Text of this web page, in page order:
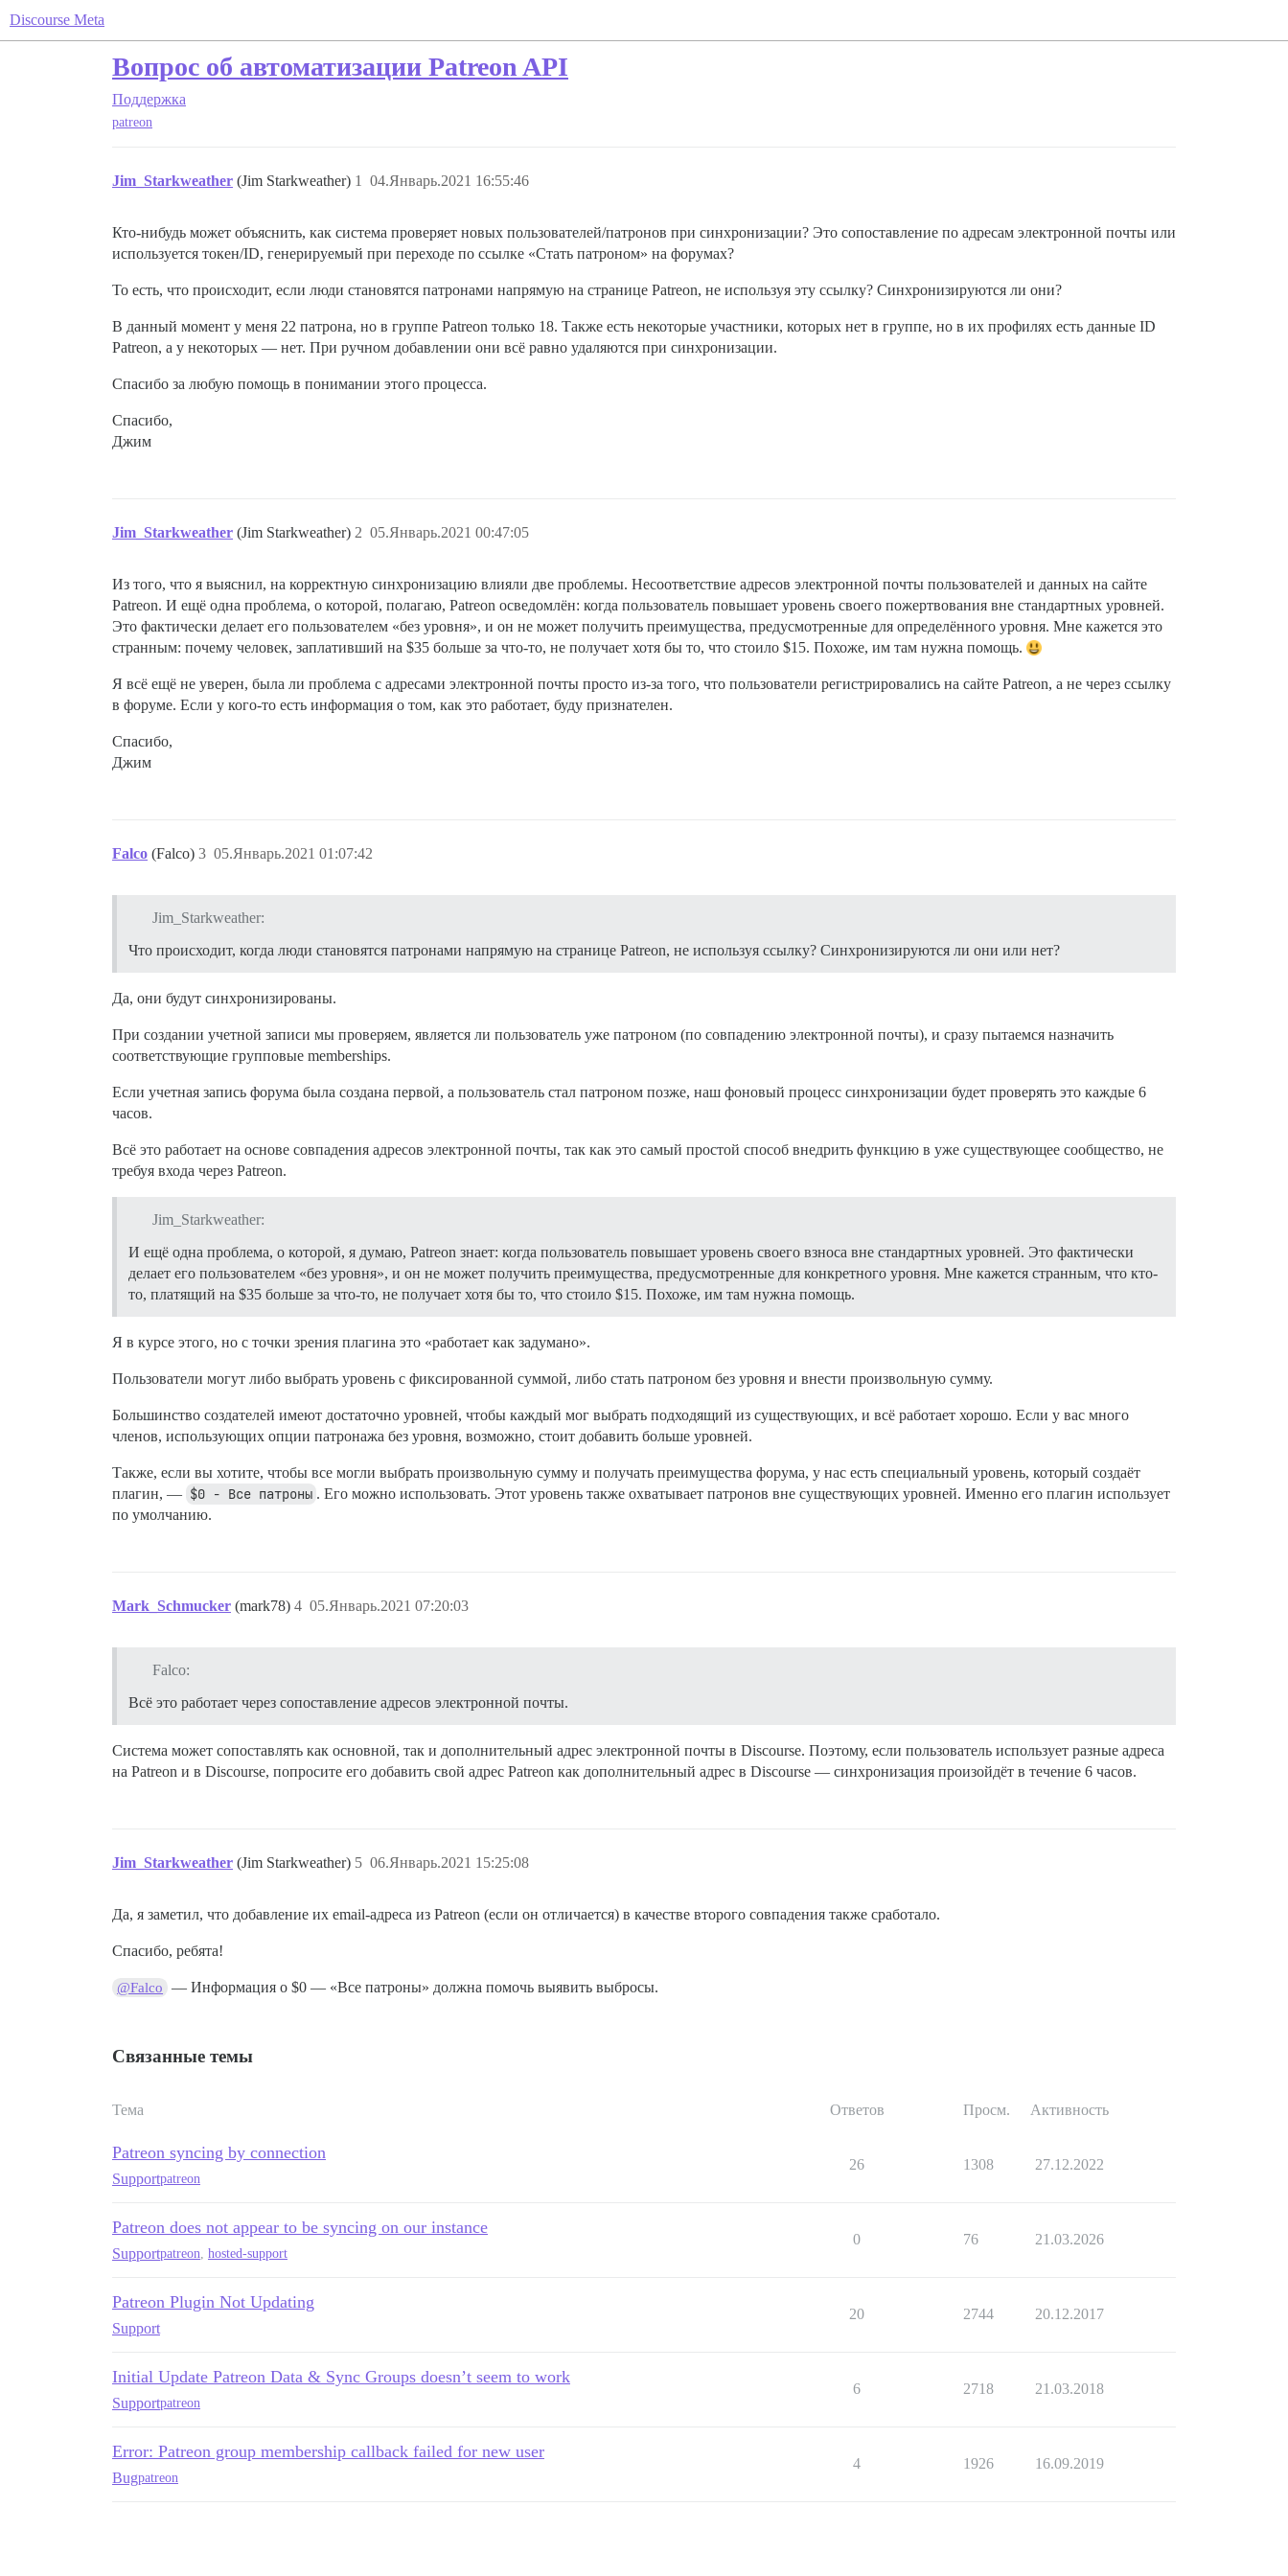
Discourse Meta
Вопрос об автоматизации Patreon API
Поддержка
patreon
Jim_Starkweather (Jim Starkweather) 04.Январь.2021 16:55:46
1
Кто-нибудь может объяснить, как система проверяет новых пользователей/патронов при синхронизации? Это сопоставление по адресам электронной почты или
используется токен/ID, генерируемый при переходе по ссылке «Стать патроном» на форумах?
То есть, что происходит, если люди становятся патронами напрямую на странице Patreon, не используя эту ссылку? Синхронизируются ли они?
В данный момент у меня 22 патрона, но в группе Patreon только 18. Также есть некоторые участники, которых нет в группе, но в их профилях есть данные ID
Patreon, а у некоторых — нет. При ручном добавлении они всё равно удаляются при синхронизации.
Спасибо за любую помощь в понимании этого процесса.
Спасибо,
Джим
Jim_Starkweather (Jim Starkweather) 05.Январь.2021 00:47:05
2
Из того, что я выяснил, на корректную синхронизацию влияли две проблемы. Несоответствие адресов электронной почты пользователей и данных на сайте
Patreon. И ещё одна проблема, о которой, полагаю, Patreon осведомлён: когда пользователь повышает уровень своего пожертвования вне стандартных уровней.
Это фактически делает его пользователем «без уровня», и он не может получить преимущества, предусмотренные для определённого уровня. Мне кажется это
странным: почему человек, заплативший на $35 больше за что-то, не получает хотя бы то, что стоило $15. Похоже, им там нужна помощь.
Я всё ещё не уверен, была ли проблема с адресами электронной почты просто из-за того, что пользователи регистрировались на сайте Patreon, а не через ссылку
в форуме. Если у кого-то есть информация о том, как это работает, буду признателен.
Спасибо,
Джим
Falco (Falco) 05.Январь.2021 01:07:42
3
Jim_Starkweather:
Что происходит, когда люди становятся патронами напрямую на странице Patreon, не используя ссылку? Синхронизируются ли они или нет?
Да, они будут синхронизированы.
При создании учетной записи мы проверяем, является ли пользователь уже патроном (по совпадению электронной почты), и сразу пытаемся назначить
соответствующие групповые memberships.
Если учетная запись форума была создана первой, а пользователь стал патроном позже, наш фоновый процесс синхронизации будет проверять это каждые 6
часов.
Всё это работает на основе совпадения адресов электронной почты, так как это самый простой способ внедрить функцию в уже существующее сообщество, не
требуя входа через Patreon.
Jim_Starkweather:
И ещё одна проблема, о которой, я думаю, Patreon знает: когда пользователь повышает уровень своего взноса вне стандартных уровней. Это фактически
делает его пользователем «без уровня», и он не может получить преимущества, предусмотренные для конкретного уровня. Мне кажется странным, что кто-
то, платящий на $35 больше за что-то, не получает хотя бы то, что стоило $15. Похоже, им там нужна помощь.
Я в курсе этого, но с точки зрения плагина это «работает как задумано».
Пользователи могут либо выбрать уровень с фиксированной суммой, либо стать патроном без уровня и внести произвольную сумму.
Большинство создателей имеют достаточно уровней, чтобы каждый мог выбрать подходящий из существующих, и всё работает хорошо. Если у вас много
членов, использующих опции патронажа без уровня, возможно, стоит добавить больше уровней.
Также, если вы хотите, чтобы все могли выбрать произвольную сумму и получать преимущества форума, у нас есть специальный уровень, который создаёт
плагин, — $0 - Все патроны . Его можно использовать. Этот уровень также охватывает патронов вне существующих уровней. Именно его плагин использует
по умолчанию.
Mark_Schmucker (mark78) 05.Январь.2021 07:20:03
4
Falco:
Всё это работает через сопоставление адресов электронной почты.
Система может сопоставлять как основной, так и дополнительный адрес электронной почты в Discourse. Поэтому, если пользователь использует разные адреса
на Patreon и в Discourse, попросите его добавить свой адрес Patreon как дополнительный адрес в Discourse — синхронизация произойдёт в течение 6 часов.
Jim_Starkweather (Jim Starkweather) 06.Январь.2021 15:25:08
5
Да, я заметил, что добавление их email-адреса из Patreon (если он отличается) в качестве второго совпадения также сработало.
Спасибо, ребята!
@Falco — Информация о $0 — «Все патроны» должна помочь выявить выбросы.
Связанные темы
Тема Ответов Просм. Активность
Patreon syncing by connection
Supportpatreon
26 1308 27.12.2022
Patreon does not appear to be syncing on our instance
Supportpatreon, hosted-support
0 76 21.03.2026
Patreon Plugin Not Updating
Support
20 2744 20.12.2017
Initial Update Patreon Data & Sync Groups doesn’t seem to work
Supportpatreon
6 2718 21.03.2018
Error: Patreon group membership callback failed for new user
Bugpatreon
4 1926 16.09.2019